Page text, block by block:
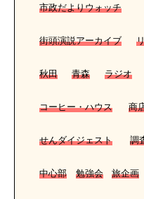
市政だよりウォッチ
街頭演説アーカイブ
秋田 青森 ラジオ
コーヒー・ハウス 商
せんダイジェスト 調
中心部 勉強会 旅企画